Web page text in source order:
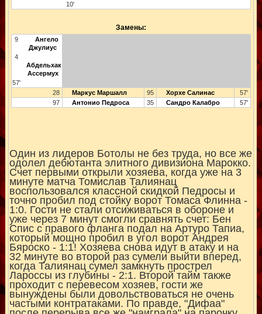
10'
Замены:
9
Ангело
Джулиус
4
Абдельхак
Ассермух
57'
28
Маркус Маршалл 95 Хорхе Салинас
57'
97
Антонио Педроса 35 Сандро Калабро 57'
Один из лидеров Ботолы не без труда, но все же
одолел дебютанта элитного дивизиона Марокко.
Счет первыми открыли хозяева, когда уже на 3
минуте матча Томислав Талиянац
воспользовался классной скидкой Педросы и
точно пробил под стойку ворот Томаса Флинна -
1:0. Гости не стали отсиживаться в обороне и
уже через 7 минут смогли сравнять счет: Бен
Спис с правого фланга подал на Артуро Тапиа,
который мощно пробил в угол ворот Андрея
Бяроско - 1:1! Хозяева снова идут в атаку и на
32 минуте во второй раз сумели выйти вперед,
когда Талиянац сумел замкнуть прострел
Лароссы из глубины - 2:1. Второй тайм также
проходит с перевесом хозяев, гости же
вынуждены были довольствоваться не очень
частыми контратаками. По правде, "Дифаа"